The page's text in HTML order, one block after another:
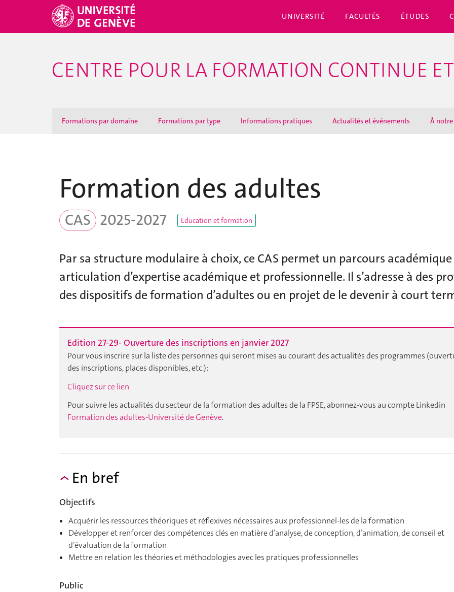
UNIVERSITÉ FACULTÉS ÉTUDES
CENTRE POUR LA FORMATION CONTINUE
Formations par domaine Formations par type Informations pratiques Actualités et événements À
Formation des adultes
CAS 2025-2027 Education et formation
Par sa structure modulaire à choix, ce CAS permet un parcours
articulation d’expertise académique et professionnelle. Il s’adresse à des
des dispositifs de formation d’adultes ou en projet de le devenir à court
Edition 27-29- Ouverture des inscriptions en janvier 2027
Pour vous inscrire sur la liste des personnes qui seront mises au courant des actualités des programmes
des inscriptions, places disponibles, etc.):
Cliquez sur ce lien
Pour suivre les actualités du secteur de la formation des adultes de la FPSE, abonnez-vous au compte Linkedin
Formation des adultes-Université de Genève.
En bref
Objectifs
Acquérir les ressources théoriques et réflexives nécessaires aux professionnel-les de la formation
Développer et renforcer des compétences clés en matière d’analyse, de conception, d’animation, de conseil et
d’évaluation de la formation
Mettre en relation les théories et méthodologies avec les pratiques professionnelles
Public